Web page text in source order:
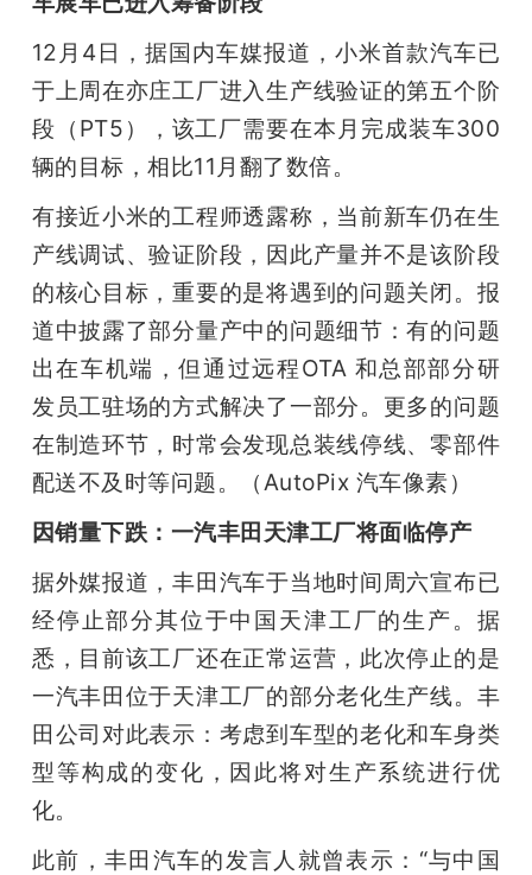
12月4日，据国内车媒报道，小米首款汽车已
于上周在亦庄工厂进入生产线验证的第五个阶
段（PT5），该工厂需要在本月完成装车300
辆的目标，相比11月翻了数倍。
有接近小米的工程师透露称，当前新车仍在生
产线调试、验证阶段，因此产量并不是该阶段
的核心目标，重要的是将遇到的问题关闭。报
道中披露了部分量产中的问题细节：有的问题
出在车机端，但通过远程OTA 和总部部分研
发员工驻场的方式解决了一部分。更多的问题
在制造环节，时常会发现总装线停线、零部件
配送不及时等问题。（AutoPix 汽车像素）
因销量下跌：一汽丰田天津工厂将面临停产
据外媒报道，丰田汽车于当地时间周六宣布已
经停止部分其位于中国天津工厂的生产。据
悉，目前该工厂还在正常运营，此次停止的是
一汽丰田位于天津工厂的部分老化生产线。丰
田公司对此表示：考虑到车型的老化和车身类
型等构成的变化，因此将对生产系统进行优
化。
此前，丰田汽车的发言人就曾表示：“与中国